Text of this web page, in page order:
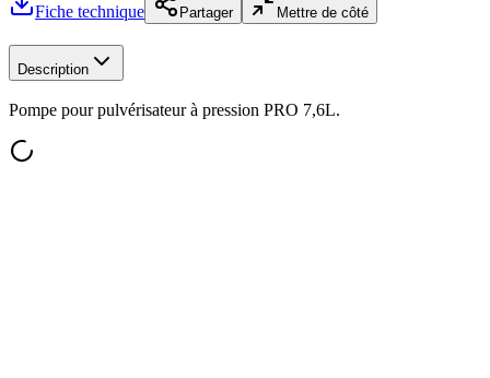
Fiche technique
Partager Mettre de côté
Description
Pompe pour pulvérisateur à pression PRO 7,6L.